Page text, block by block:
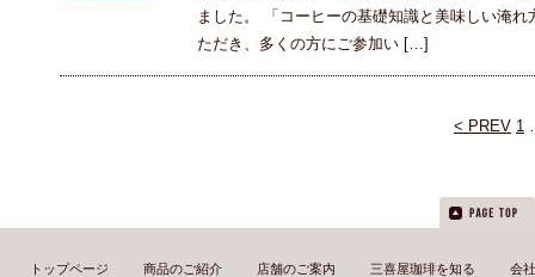
ました。 「コーヒーの基礎知識と美味しい淹
ただき、多くの方にご参加い […]
< PREV 1
トップページ 商品のご紹介 店舗のご案内 三喜屋珈琲を知る 会